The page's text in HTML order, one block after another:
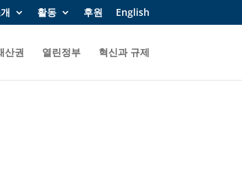
활동 후원 English
산권 열린정부 혁신과 규제